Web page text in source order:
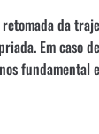
da
Em caso
fundamental